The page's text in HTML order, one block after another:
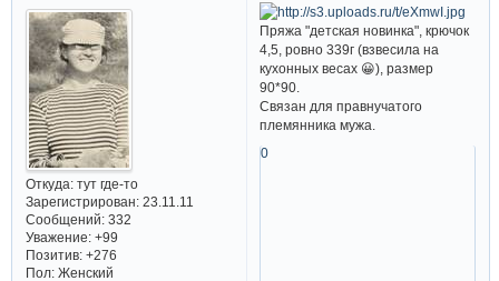
Откуда:тут где-то
Зарегистрирован: 23.11.11
Сообщений:332
Уважение: +99
Позитив: +276
Пол:Женский
Пряжа "детская новинка", крючок
4,5, ровно 339г (взвесила на
кухонных весах 😀), размер
90*90.
Связан для правнучатого
племянника мужа.
0